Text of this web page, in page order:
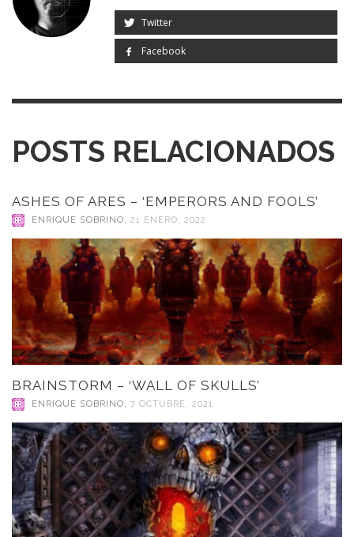
Twitter
Facebook
POSTS RELACIONADOS
ASHES OF ARES – ‘EMPERORS AND FOOLS’
ENRIQUE SOBRINO, 21 ENERO, 2022
BRAINSTORM – ‘WALL OF SKULLS’
ENRIQUE SOBRINO, 7 OCTUBRE, 2021